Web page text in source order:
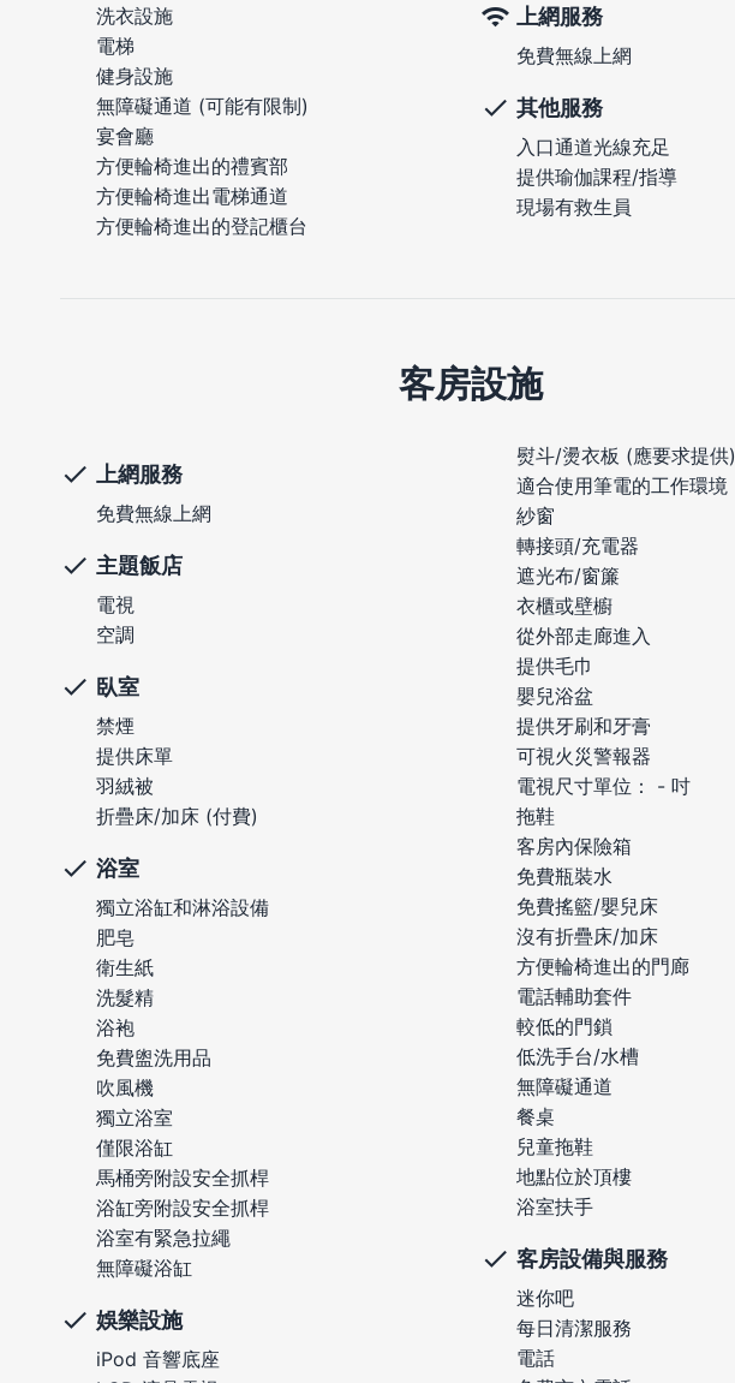
洗衣設施
電梯
健身設施
無障礙通道 (可能有限制)
宴會廳
方便輪椅進出的禮賓部
方便輪椅進出電梯通道
方便輪椅進出的登記櫃台
上網服務
免費無線上網
其他服務
入口通道光線充足
提供瑜伽課程/指導
現場有救生員
客房設施
上網服務
免費無線上網
主題飯店
電視
空調
臥室
禁煙
提供床單
羽絨被
折疊床/加床 (付費)
浴室
獨立浴缸和淋浴設備
肥皂
衛生紙
洗髮精
浴袍
免費盥洗用品
吹風機
獨立浴室
僅限浴缸
馬桶旁附設安全抓桿
浴缸旁附設安全抓桿
浴室有緊急拉繩
無障礙浴缸
娛樂設施
iPod 音響底座
熨斗/燙衣板 (應要求提供)
適合使用筆電的工作環境
紗窗
轉接頭/充電器
遮光布/窗簾
衣櫃或壁櫥
從外部走廊進入
提供毛巾
嬰兒浴盆
提供牙刷和牙膏
可視火災警報器
電視尺寸單位： - 吋
拖鞋
客房內保險箱
免費瓶裝水
免費搖籃/嬰兒床
沒有折疊床/加床
方便輪椅進出的門廊
電話輔助套件
較低的門鎖
低洗手台/水槽
無障礙通道
餐桌
兒童拖鞋
地點位於頂樓
浴室扶手
客房設備與服務
迷你吧
每日清潔服務
電話